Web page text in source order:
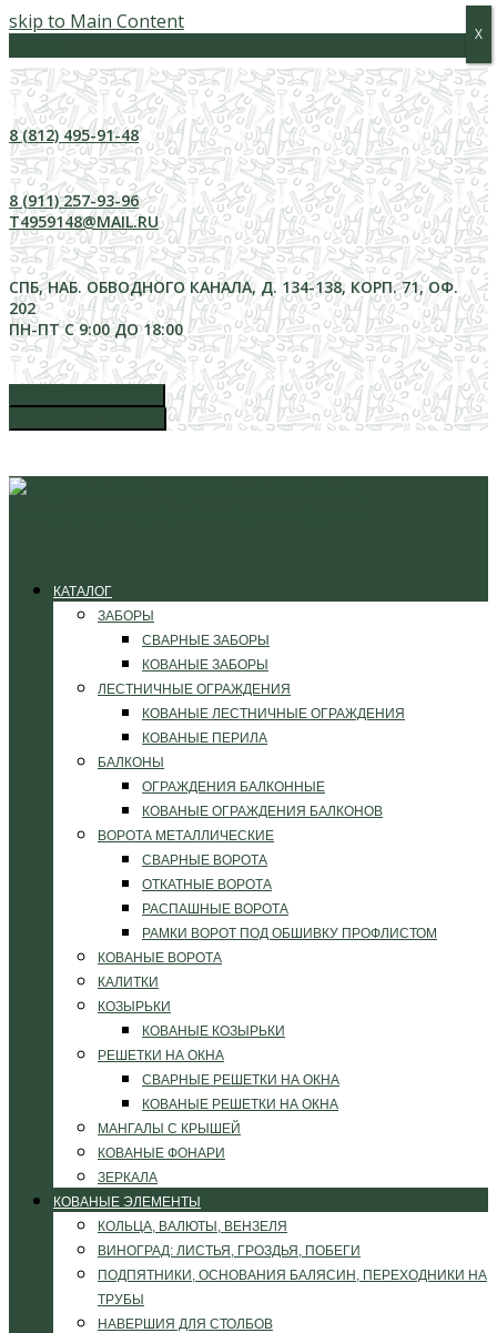
skip to Main Content
8 (812) 495-91-48
8 (911) 257-93-96
T4959148@MAIL.RU
СПБ, НАБ. ОБВОДНОГО КАНАЛА, Д. 134-138, КОРП. 71, ОФ.
202
ПН-ПТ С 9:00 ДО 18:00
КАТАЛОГ
ЗАБОРЫ
СВАРНЫЕ ЗАБОРЫ
КОВАНЫЕ ЗАБОРЫ
ЛЕСТНИЧНЫЕ ОГРАЖДЕНИЯ
КОВАНЫЕ ЛЕСТНИЧНЫЕ ОГРАЖДЕНИЯ
КОВАНЫЕ ПЕРИЛА
БАЛКОНЫ
ОГРАЖДЕНИЯ БАЛКОННЫЕ
КОВАНЫЕ ОГРАЖДЕНИЯ БАЛКОНОВ
ВОРОТА МЕТАЛЛИЧЕСКИЕ
СВАРНЫЕ ВОРОТА
ОТКАТНЫЕ ВОРОТА
РАСПАШНЫЕ ВОРОТА
РАМКИ ВОРОТ ПОД ОБШИВКУ ПРОФЛИСТОМ
КОВАНЫЕ ВОРОТА
КАЛИТКИ
КОЗЫРЬКИ
КОВАНЫЕ КОЗЫРЬКИ
РЕШЕТКИ НА ОКНА
СВАРНЫЕ РЕШЕТКИ НА ОКНА
КОВАНЫЕ РЕШЕТКИ НА ОКНА
МАНГАЛЫ С КРЫШЕЙ
КОВАНЫЕ ФОНАРИ
ЗЕРКАЛА
КОВАНЫЕ ЭЛЕМЕНТЫ
КОЛЬЦА, ВАЛЮТЫ, ВЕНЗЕЛЯ
ВИНОГРАД: ЛИСТЬЯ, ГРОЗДЬЯ, ПОБЕГИ
ПОДПЯТНИКИ, ОСНОВАНИЯ БАЛЯСИН, ПЕРЕХОДНИКИ НА
ТРУБЫ
НАВЕРШИЯ ДЛЯ СТОЛБОВ
Х
Х